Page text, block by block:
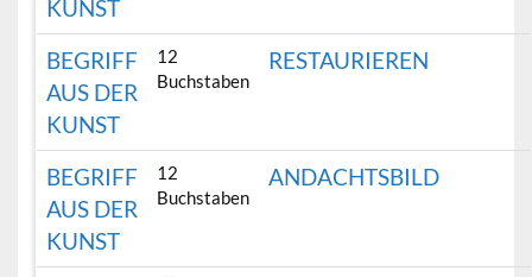
KUNST
BEGRIFF
AUS DER
KUNST
12
Buchstaben
RESTAURIEREN
BEGRIFF
AUS DER
KUNST
12
Buchstaben
ANDACHTSBILD